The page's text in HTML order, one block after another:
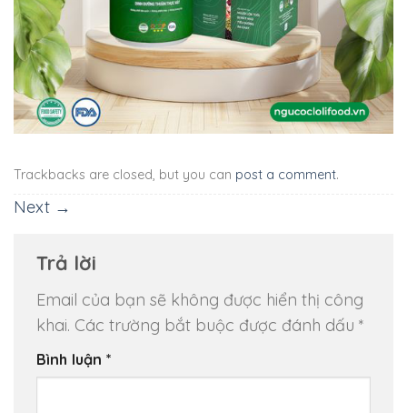
Trackbacks are closed, but you can post a comment.
Next →
Trả lời
Email của bạn sẽ không được hiển thị công
khai. Các trường bắt buộc được đánh dấu *
Bình luận *